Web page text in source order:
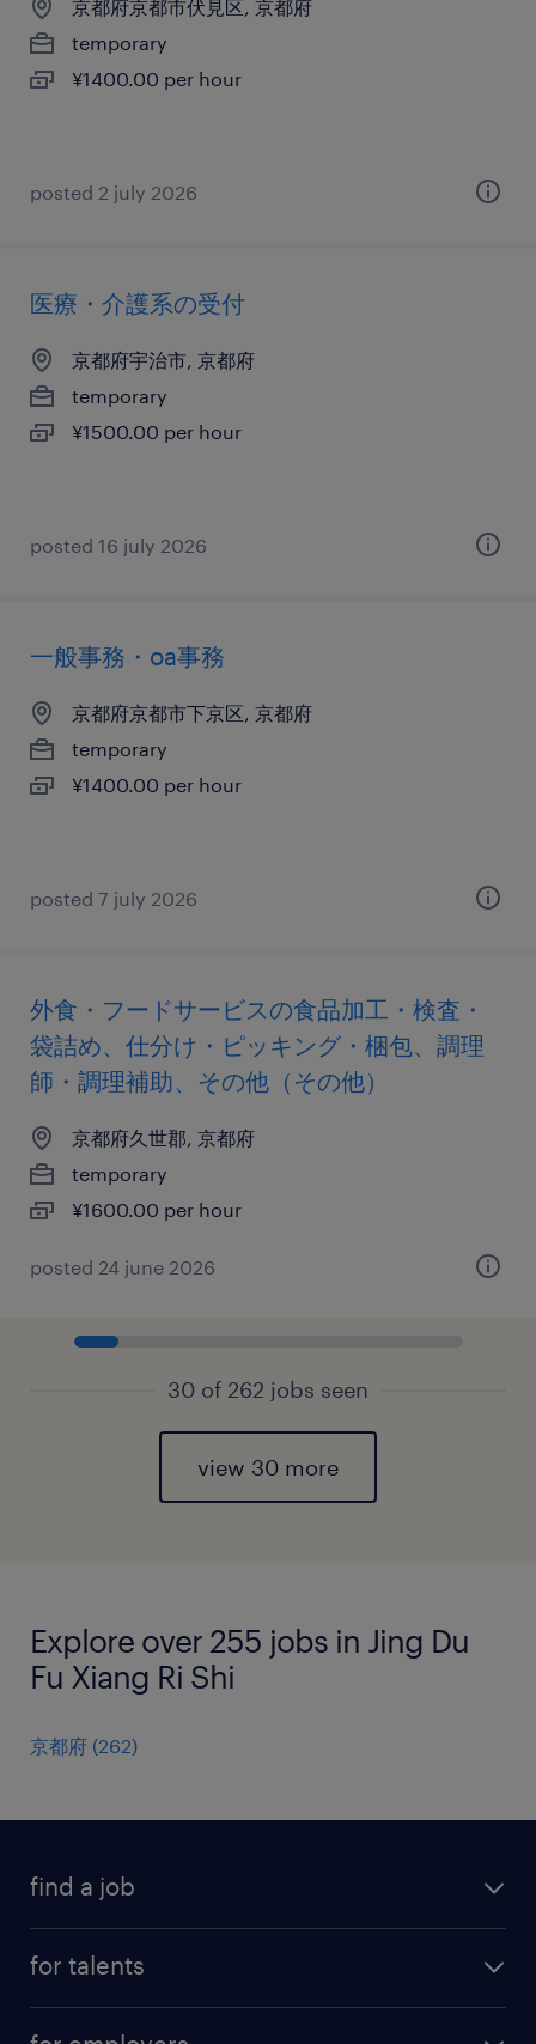
京都府京都市伏見区, 京都府
temporary
¥1400.00 per hour
posted 2 july 2026
医療・介護系の受付
京都府宇治市, 京都府
temporary
¥1500.00 per hour
posted 16 july 2026
一般事務・oa事務
京都府京都市下京区, 京都府
temporary
¥1400.00 per hour
posted 7 july 2026
外食・フードサービスの食品加工・検査・
袋詰め、仕分け・ピッキング・梱包、調理
師・調理補助、その他（その他）
京都府久世郡, 京都府
temporary
¥1600.00 per hour
posted 24 june 2026
30 of 262 jobs seen
view 30 more
Explore over 255 jobs in Jing Du
Fu Xiang Ri Shi
京都府 (262)
find a job
for talents